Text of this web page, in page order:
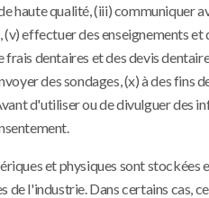
haute qualité, (iii) communiquer
effectuer des enseignements
dentaires et des devis
des sondages, (x) à des
d'utiliser ou de divulguer des
et physiques sont
de l'industrie. Dans certains cas,